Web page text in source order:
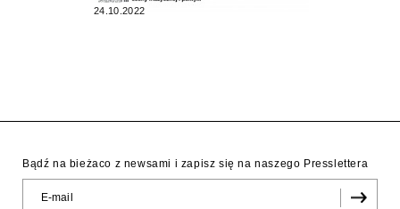
24.10.2022
Bądź na bieżaco z newsami i zapisz się na naszego Presslettera